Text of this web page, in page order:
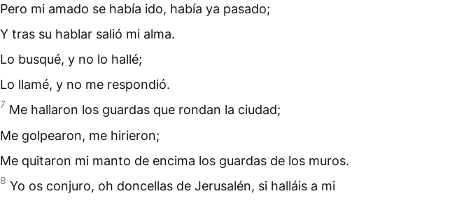
Pero mi amado se había ido, había ya pasado;
Y tras su hablar salió mi alma.
Lo busqué, y no lo hallé;
Lo llamé, y no me respondió.
7 Me hallaron los guardas que rondan la ciudad;
Me golpearon, me hirieron;
Me quitaron mi manto de encima los guardas de los muros.
8 Yo os conjuro, oh doncellas de Jerusalén, si halláis a mi